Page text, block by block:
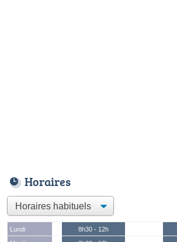
Horaires
Lundi 8h30 - 12h